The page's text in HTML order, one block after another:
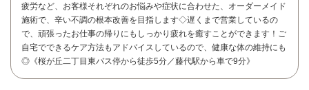
疲労など、お客様それぞれのお悩みや症状に合わせた、オーダーメイド
施術で、辛い不調の根本改善を目指します◇遅くまで営業しているの
で、頑張ったお仕事の帰りにもしっかり疲れを癒すことができます！ご
自宅でできるケア方法もアドバイスしているので、健康な体の維持にも
◎《桜が丘二丁目東バス停から徒歩5分／藤代駅から車で9分》